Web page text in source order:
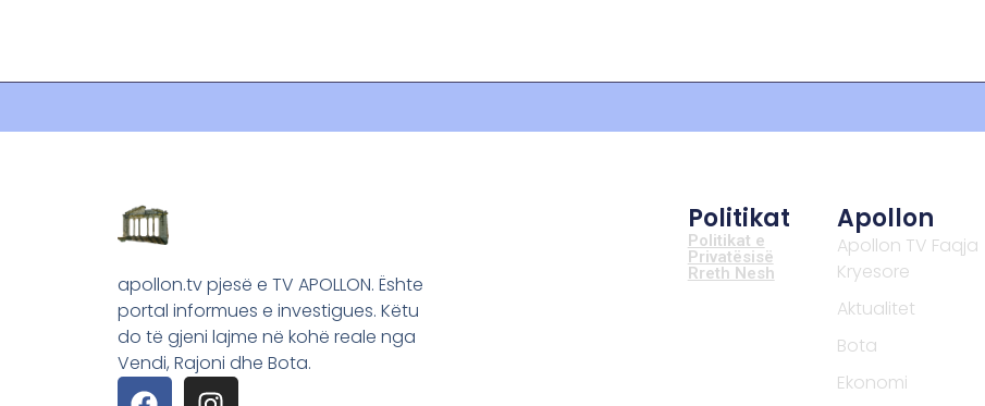
apollon.tv pjesë e TV APOLLON. Ështe
portal informues e investigues. Këtu
do të gjeni lajme në kohë reale nga
Vendi, Rajoni dhe Bota.
Politikat
Politikat e
Privatësisë
Rreth Nesh
Apollon
Apollon TV Faqja
Kryesore
Aktualitet
Bota
Ekonomi